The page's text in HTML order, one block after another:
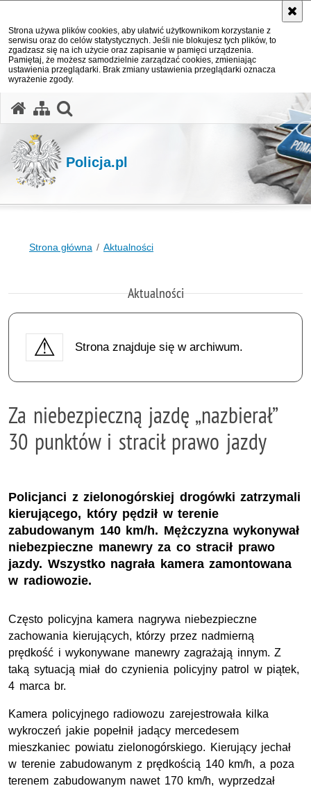
Strona używa plików cookies, aby ułatwić użytkownikom korzystanie z
serwisu oraz do celów statystycznych. Jeśli nie blokujesz tych plików, to
zgadzasz się na ich użycie oraz zapisanie w pamięci urządzenia.
Pamiętaj, że możesz samodzielnie zarządzać cookies, zmieniając
ustawienia przeglądarki. Brak zmiany ustawienia przeglądarki oznacza
wyrażenie zgody.
Policja.pl
Strona główna Aktualności
Aktualności
Strona znajduje się w archiwum.
Za niebezpieczną jazdę „nazbierał”
30 punktów i stracił prawo jazdy
Policjanci z zielonogórskiej drogówki zatrzymali
kierującego, który pędził w terenie
zabudowanym 140 km/h. Mężczyzna wykonywał
niebezpieczne manewry za co stracił prawo
jazdy. Wszystko nagrała kamera zamontowana
w radiowozie.
Często policyjna kamera nagrywa niebezpieczne
zachowania kierujących, którzy przez nadmierną
prędkość i wykonywane manewry zagrażają innym. Z
taką sytuacją miał do czynienia policyjny patrol w piątek,
4 marca br.
Kamera policyjnego radiowozu zarejestrowała kilka
wykroczeń jakie popełnił jadący mercedesem
mieszkaniec powiatu zielonogórskiego. Kierujący jechał
w terenie zabudowanym z prędkością 140 km/h, a poza
terenem zabudowanym nawet 170 km/h, wyprzedzał